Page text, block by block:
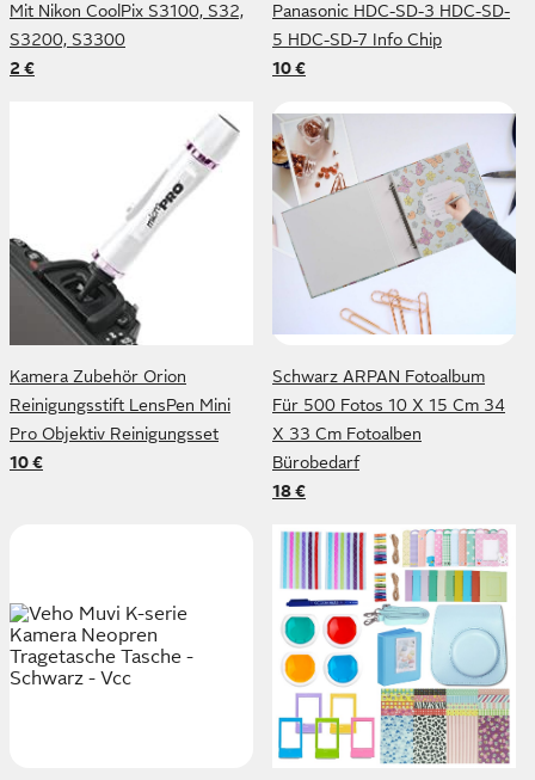
Mit Nikon CoolPix S3100, S32,
S3200, S3300
2 €
Panasonic HDC-SD-3 HDC-SD-
5 HDC-SD-7 Info Chip
10 €
Kamera Zubehör Orion
Reinigungsstift LensPen Mini
Pro Objektiv Reinigungsset
10 €
Schwarz ARPAN Fotoalbum
Für 500 Fotos 10 X 15 Cm 34
X 33 Cm Fotoalben
Bürobedarf
18 €